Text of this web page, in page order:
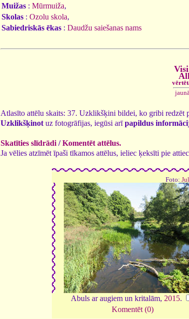
Muižas : Mūrmuiža,
Skolas : Ozolu skola,
Sabiedriskās ēkas : Daudžu saiešanas nams
Atlasīto attēlu skaits: 37. Uzklikšķini bildei, ko gribi redzēt
Uzklikšķinot uz fotogrāfijas, iegūsi arīpapildus
Skatīties slīdrādi /Komentēt attēlus.
Ja vēlies atzīmēt īpaši tīkamos attēlus, ieliec ķeksīti pie
Foto:
Abuls ar augiem un kritalām, 2015.
Komentēt (0)